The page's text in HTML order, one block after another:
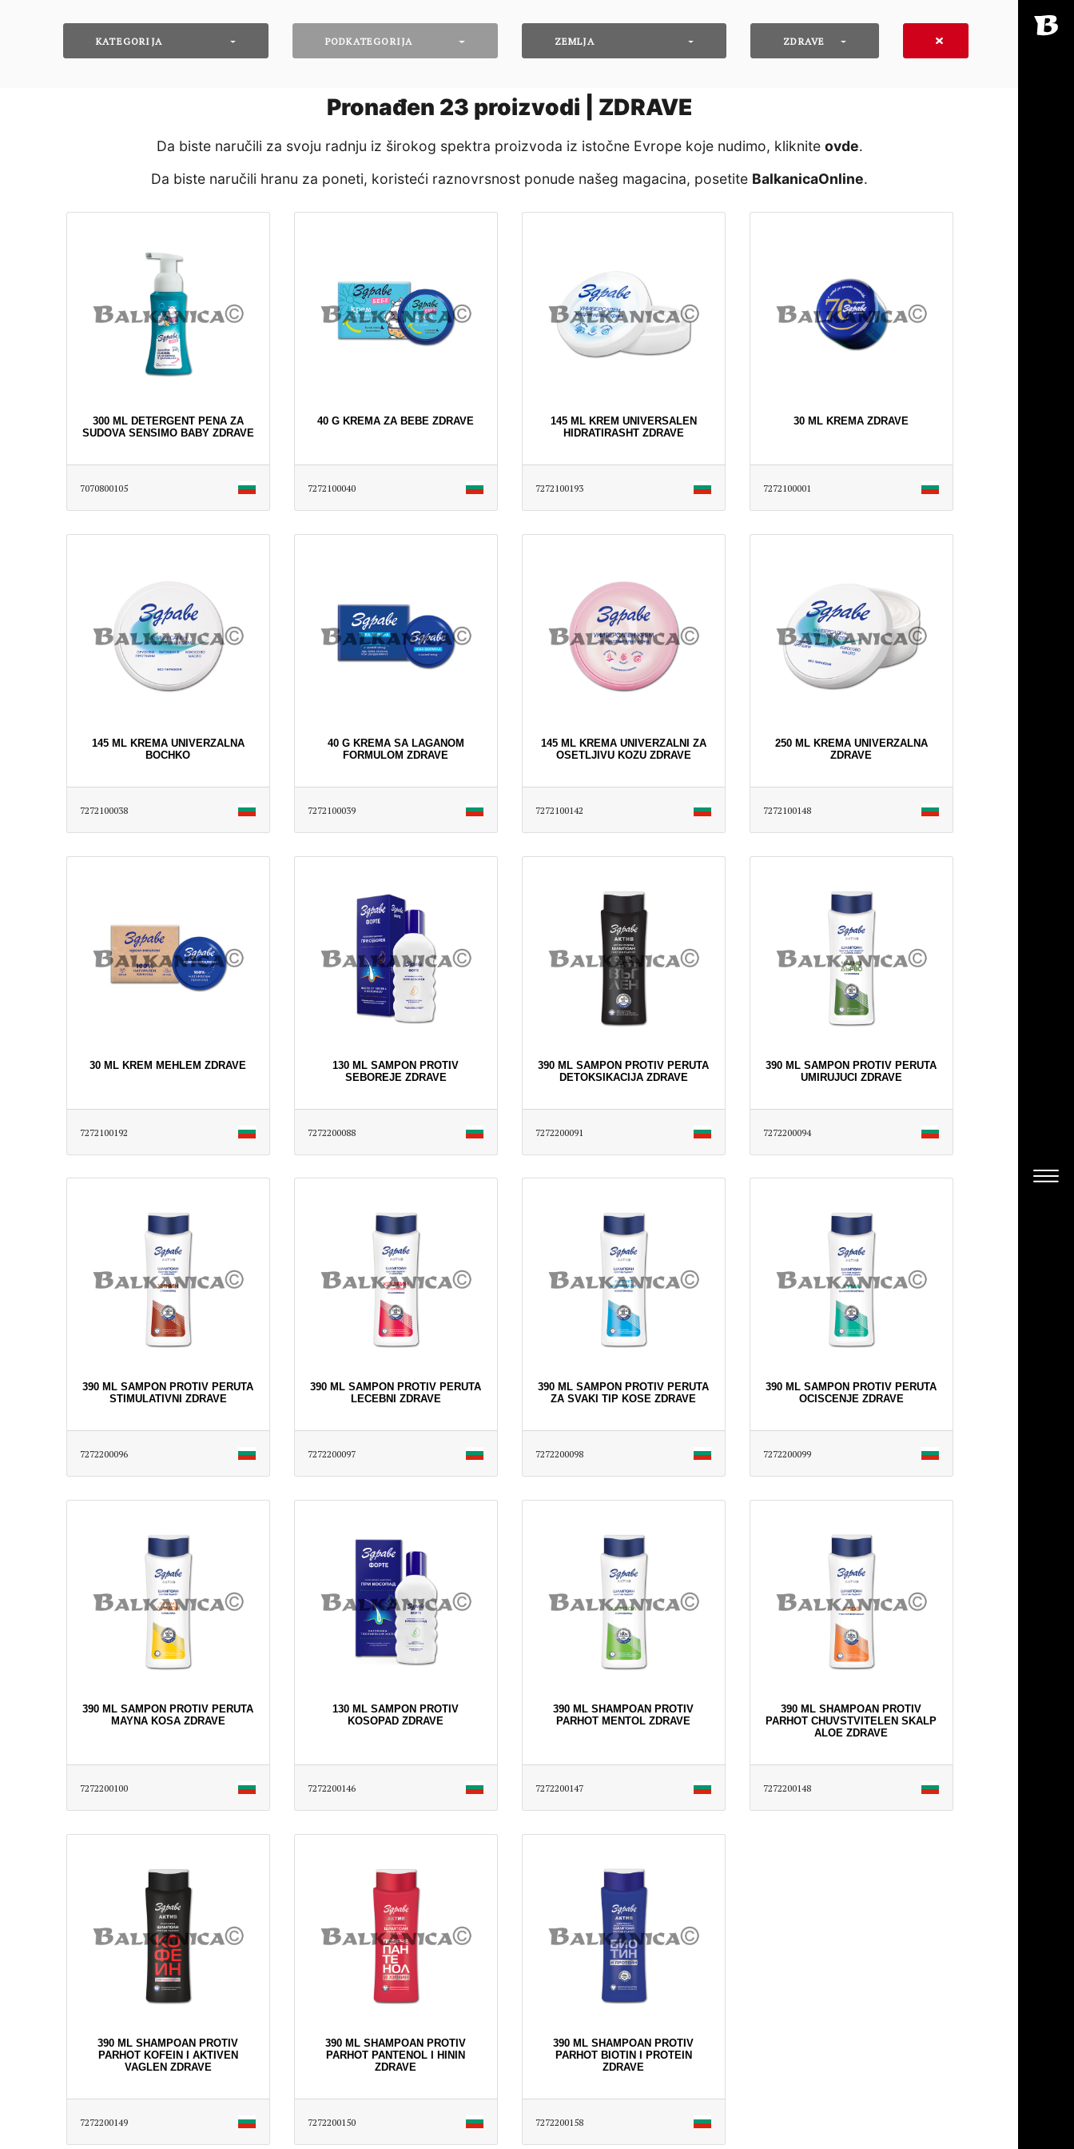
KATEGORIJA PODKATEGORIJA ZEMLJA ZDRAVE
Pronađen 23 proizvodi | ZDRAVE
Da biste naručili za svoju radnju iz širokog spektra proizvoda iz istočne Evrope koje nudimo, kliknite ovde․
Da biste naručili hranu za poneti, koristeći raznovrsnost ponude našeg magacina, posetite BalkanicaOnline․
300 ML DETERGENT PENA ZA
SUDOVA SENSIMO BABY ZDRAVE
7070800105
40 G KREMA ZA BEBE ZDRAVE
7272100040
145 ML KREM UNIVERSALEN
HIDRATIRASHT ZDRAVE
7272100193
30 ML KREMA ZDRAVE
7272100001
145 ML KREMA UNIVERZALNA
BOCHKO
7272100038
40 G KREMA SA LAGANOM
FORMULOM ZDRAVE
7272100039
145 ML KREMA UNIVERZALNI ZA
OSETLJIVU KOZU ZDRAVE
7272100142
250 ML KREMA UNIVERZALNA
ZDRAVE
7272100148
30 ML KREM MEHLEM ZDRAVE
7272100192
130 ML SAMPON PROTIV
SEBOREJE ZDRAVE
7272200088
390 ML SAMPON PROTIV PERUTA
DETOKSIKACIJA ZDRAVE
7272200091
390 ML SAMPON PROTIV PERUTA
UMIRUJUCI ZDRAVE
7272200094
390 ML SAMPON PROTIV PERUTA
STIMULATIVNI ZDRAVE
7272200096
390 ML SAMPON PROTIV PERUTA
LECEBNI ZDRAVE
7272200097
390 ML SAMPON PROTIV PERUTA
ZA SVAKI TIP KOSE ZDRAVE
7272200098
390 ML SAMPON PROTIV PERUTA
OCISCENJE ZDRAVE
7272200099
390 ML SAMPON PROTIV PERUTA
MAYNA KOSA ZDRAVE
7272200100
130 ML SAMPON PROTIV
KOSOPAD ZDRAVE
7272200146
390 ML SHAMPOAN PROTIV
PARHOT MENTOL ZDRAVE
7272200147
390 ML SHAMPOAN PROTIV
PARHOT CHUVSTVITELEN SKALP
ALOE ZDRAVE
7272200148
390 ML SHAMPOAN PROTIV
PARHOT KOFEIN I AKTIVEN
VAGLEN ZDRAVE
7272200149
390 ML SHAMPOAN PROTIV
PARHOT PANTENOL I HININ
ZDRAVE
7272200150
390 ML SHAMPOAN PROTIV
PARHOT BIOTIN I PROTEIN
ZDRAVE
7272200158